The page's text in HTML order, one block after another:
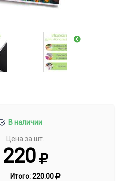
В наличии
Цена за шт.
220
Итого:220.00